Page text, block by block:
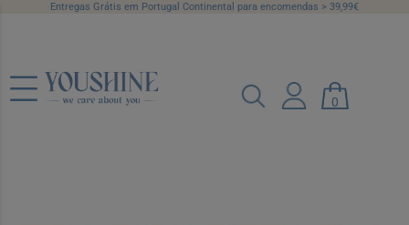
Entregas Grátis em Portugal Continental para encomendas > 39,99€
0
Afax Caps X30